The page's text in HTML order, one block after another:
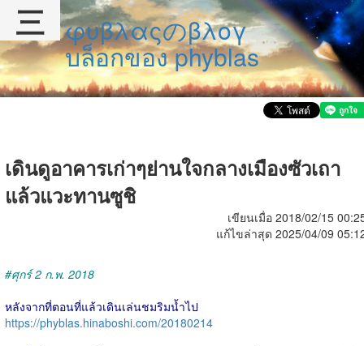
φυβλαςのβλογ
บล็อกของ phyblas
เดินดูอาคารเก่าๆย่านใจกลางเมืองซัวเถา
แล้วแวะทานซูชิ
เขียนเมื่อ 2018/02/15
แก้ไขล่าสุด 2025/04/09
#ศุกร์ 2 ก.พ. 2018
หลังจากที่ตอนที่แล้วเดินเล่นชมริมน้ำไป
https://phyblas.hinaboshi.com/20180214
三